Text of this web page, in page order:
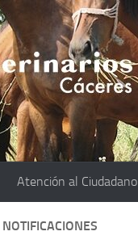
Atención al Ciudadano
NOTIFICACIONES